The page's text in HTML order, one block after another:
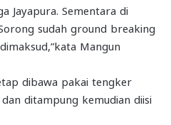
Jayapura. Sementara di
sudah ground breaking
Mangun
dibawa pakai tengker
ditampung kemudian diisi